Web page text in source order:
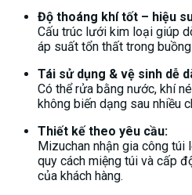
Độ thoáng khí tốt – hiệu
Cấu trúc lưới kim loại giúp
áp suất tổn thất trong
Tái sử dụng & vệ sinh dễ
Có thể rửa bằng nước, khí
không biến dạng sau nhiều
Thiết kế theo yêu cầu:
Mizuchan nhận gia công
quy cách miệng túi và cấp
của khách hàng.